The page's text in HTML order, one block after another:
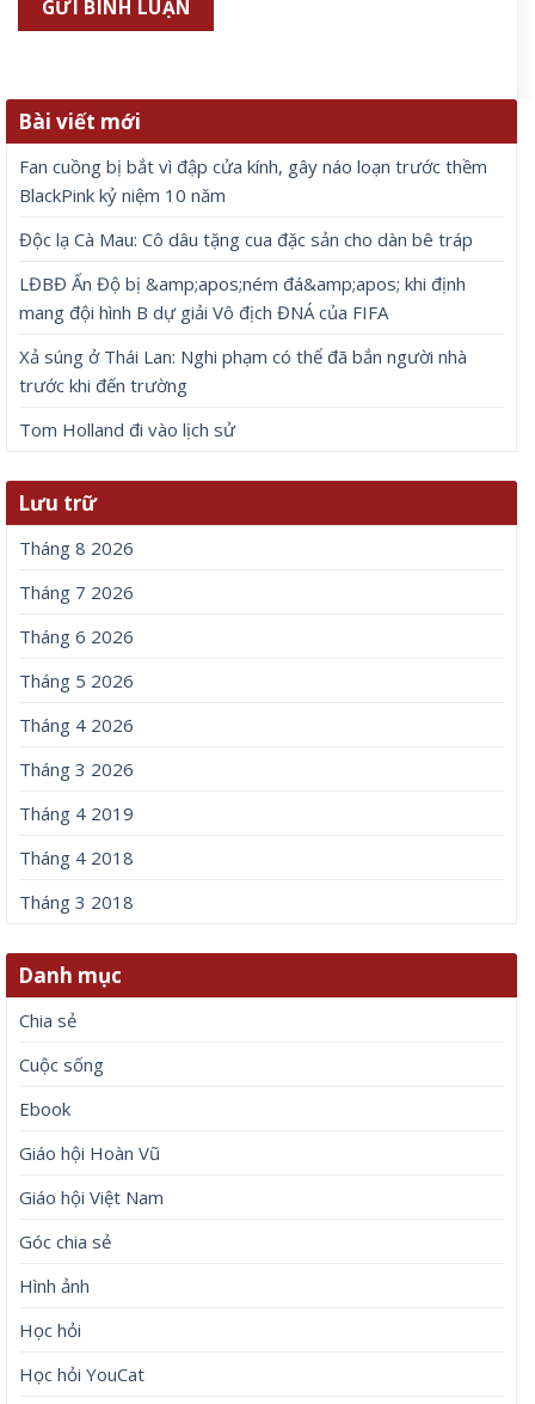
Bài viết mới
Fan cuồng bị bắt vì đập cửa kính, gây náo loạn trước thềm
BlackPink kỷ niệm 10 năm
Độc lạ Cà Mau: Cô dâu tặng cua đặc sản cho dàn bê tráp
LĐBĐ Ấn Độ bị &amp;apos;ném đá&amp;apos; khi định
mang đội hình B dự giải Vô địch ĐNÁ của FIFA
Xả súng ở Thái Lan: Nghi phạm có thể đã bắn người nhà
trước khi đến trường
Tom Holland đi vào lịch sử
Lưu trữ
Tháng 8 2026
Tháng 7 2026
Tháng 6 2026
Tháng 5 2026
Tháng 4 2026
Tháng 3 2026
Tháng 4 2019
Tháng 4 2018
Tháng 3 2018
Danh mục
Chia sẻ
Cuộc sống
Ebook
Giáo hội Hoàn Vũ
Giáo hội Việt Nam
Góc chia sẻ
Hình ảnh
Học hỏi
Học hỏi YouCat